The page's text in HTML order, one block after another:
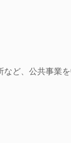
など、公共事業